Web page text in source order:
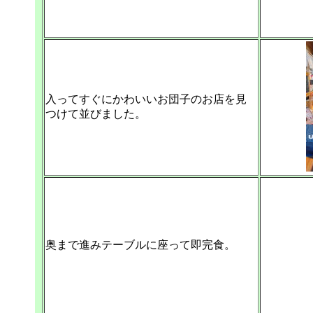
入ってすぐにかわいいお団子のお店を見
つけて並びました。
奥まで進みテーブルに座って即完食。